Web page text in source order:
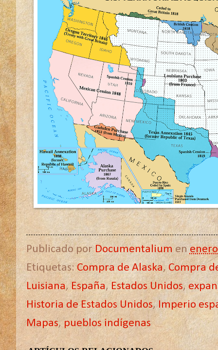
Publicado porDocumentaliumen
Etiquetas:Compra de Alaska,Compra
Luisiana,España,Estados Unidos,
Historia de Estados Unidos,Imperio
Mapas,pueblos indígenas